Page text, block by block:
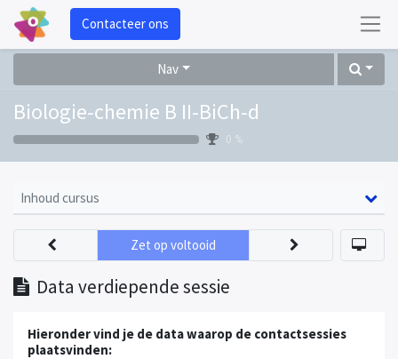
Contacteer ons
Nav
Biologie-chemie B II-BiCh-d
0 %
Inhoud cursus
Data verdiepende sessie
Zet op voltooid
Hieronder vind je de data waarop de contactsessies
plaatsvinden: